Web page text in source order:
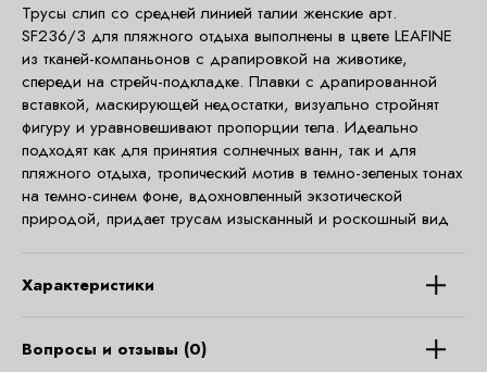
Трусы слип со средней линией талии женские арт.
SF236/3 для пляжного отдыха выполнены в цвете LEAFINE
из тканей-компаньонов с драпировкой на животике,
спереди на стрейч-подкладке. Плавки с драпированной
вставкой, маскирующей недостатки, визуально стройнят
фигуру и уравновешивают пропорции тела. Идеально
подходят как для принятия солнечных ванн, так и для
пляжного отдыха, тропический мотив в темно-зеленых тонах
на темно-синем фоне, вдохновленный экзотической
природой, придает трусам изысканный и роскошный вид
Характеристики
Вопросы и отзывы (0)